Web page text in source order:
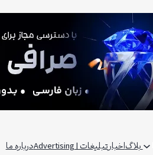
بلاگاخبارتبلیغات | Advertising درباره ما